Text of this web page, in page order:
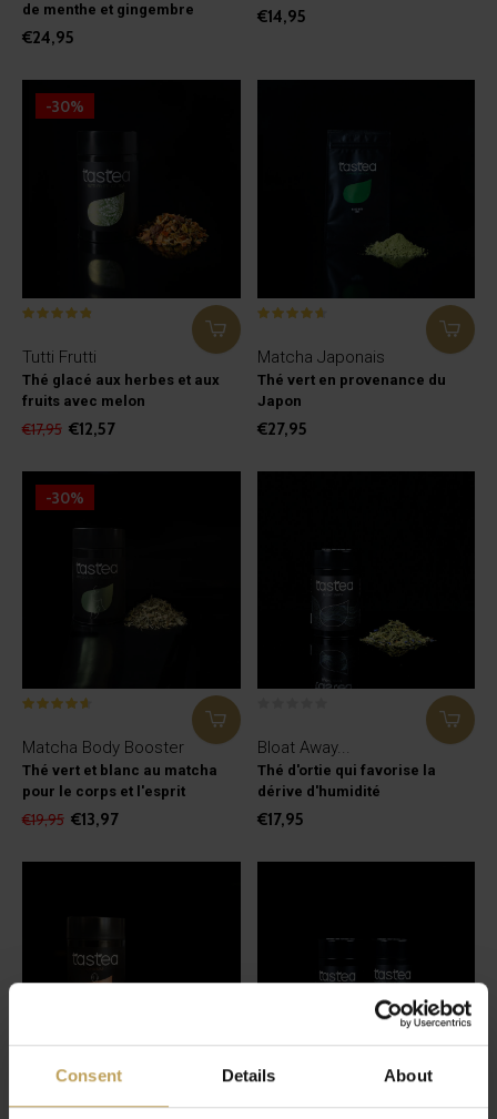
Consent Details About
de menthe et gingembre
€24,95
€14,95
-30%
Tutti Frutti
Thé glacé aux herbes et aux
fruits avec melon
€17,95 €12,57
Matcha Japonais
Thé vert en provenance du
Japon
€27,95
-30%
Matcha Body Booster
Thé vert et blanc au matcha
pour le corps et l'esprit
€19,95 €13,97
Bloat Away...
Thé d'ortie qui favorise la
dérive d'humidité
€17,95